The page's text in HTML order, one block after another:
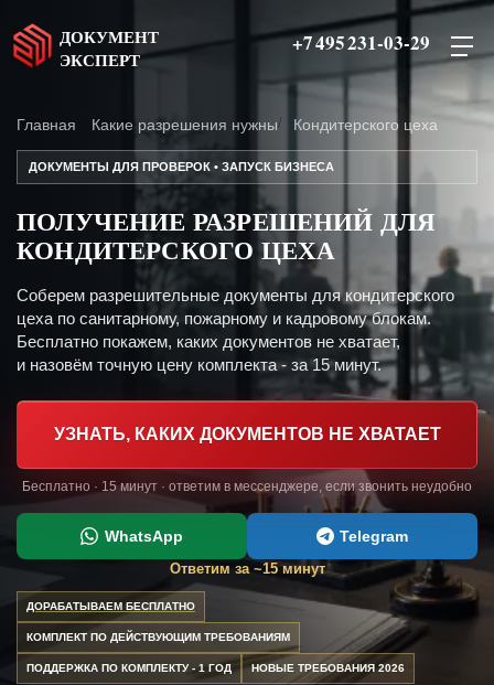
ДОКУМЕНТ
ЭКСПЕРТ
+7 495 231-03-29
Главная Какие разрешения нужны Кондитерского цеха
ДОКУМЕНТЫ ДЛЯ ПРОВЕРОК • ЗАПУСК БИЗНЕСА
ПОЛУЧЕНИЕ РАЗРЕШЕНИЙ ДЛЯ
КОНДИТЕРСКОГО ЦЕХА
Соберем разрешительные документы для кондитерского
цеха по санитарному, пожарному и кадровому блокам.
Бесплатно покажем, каких документов не хватает,
и назовём точную цену комплекта - за 15 минут.
УЗНАТЬ, КАКИХ ДОКУМЕНТОВ НЕ ХВАТАЕТ
Бесплатно · 15 минут · ответим в мессенджере, если звонить неудобно
WhatsApp Telegram
Ответим за ~15 минут
ДОРАБАТЫВАЕМ БЕСПЛАТНО
КОМПЛЕКТ ПО ДЕЙСТВУЮЩИМ ТРЕБОВАНИЯМ
ПОДДЕРЖКА ПО КОМПЛЕКТУ - 1 ГОД НОВЫЕ ТРЕБОВАНИЯ 2026